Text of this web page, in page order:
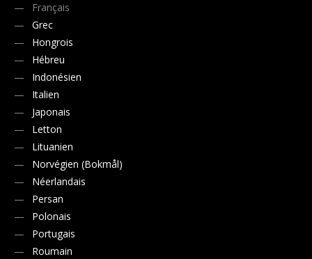
Français
Grec
Hongrois
Hébreu
Indonésien
Italien
Japonais
Letton
Lituanien
Norvégien (Bokmål)
Néerlandais
Persan
Polonais
Portugais
Roumain